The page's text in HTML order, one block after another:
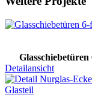
Detailansicht